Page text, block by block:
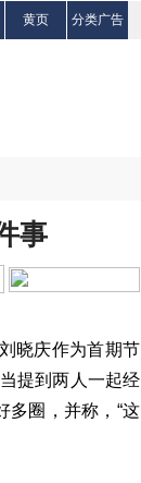
黄页 分类广告
事
晓庆作为首期节
提到两人一起经
多圈，并称，“这